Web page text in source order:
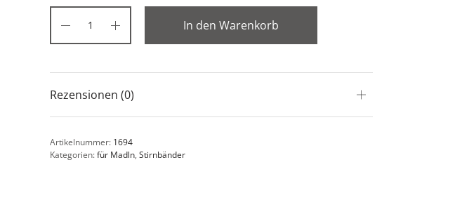
In den Warenkorb
Rezensionen (0)
Artikelnummer: 1694
Kategorien:für Madln, Stirnbänder